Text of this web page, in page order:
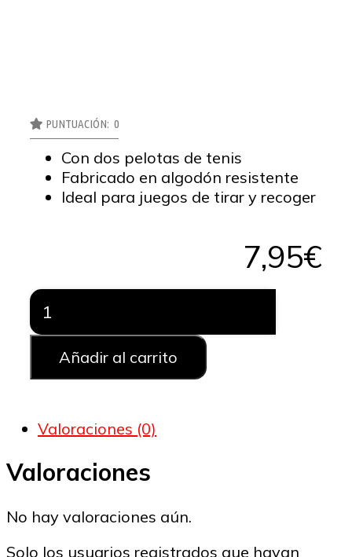
PUNTUACIÓN: 0
Con dos pelotas de tenis
Fabricado en algodón resistente
Ideal para juegos de tirar y recoger
7,95€
MORDEDOR
DE
CUERDA
ALGODÓN
PARA
2
DE
cantidad
Añadir al carrito
Valoraciones (0)
Valoraciones
No hay valoraciones aún.
Solo los usuarios registrados que hayan